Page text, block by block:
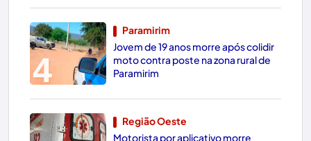
4
Paramirim
Jovem de 19 anos morre após colidir
moto contra poste na zona rural de
Paramirim
Região Oeste
Motorista por aplicativo morre